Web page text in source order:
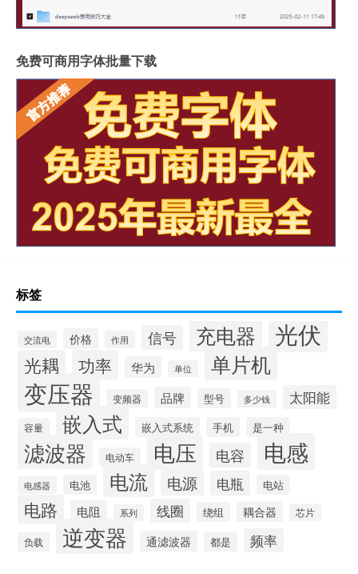
免费可商用字体批量下载
标签
交流电 价格 作用 信号 充电器 光伏
光耦 功率 华为 单位 单片机
变压器 变频器 品牌 型号 多少钱 太阳能
容量 嵌入式 嵌入式系统 手机 是一种
滤波器 电动车 电压 电容 电感
电感器 电池 电流 电源 电瓶 电站
电路 电阻 系列 线圈 绕组 耦合器 芯片
负载 逆变器 通滤波器 都是 频率